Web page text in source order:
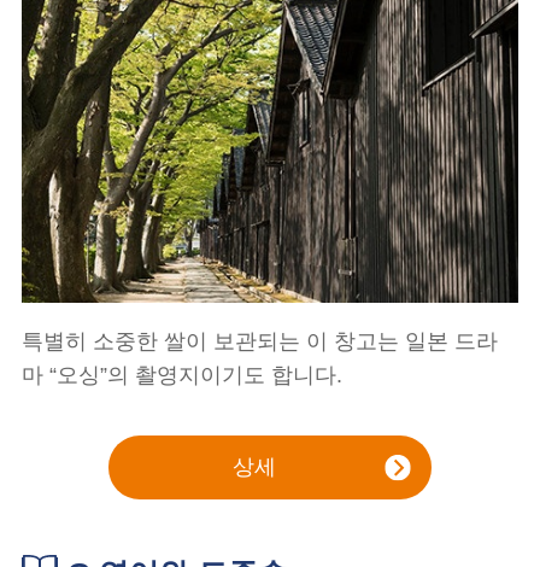
특별히 소중한 쌀이 보관되는 이 창고는 일본 드라
마 “오싱”의 촬영지이기도 합니다.
상세